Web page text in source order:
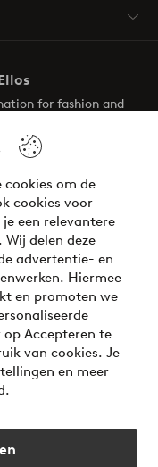
om de
cookies voor
een relevantere
delen deze
advertentie- en
Hiermee
en promoten we
Accepteren te
van cookies. Je
en meer
.
for fashion and
look is here!
opsplitsen
betaalopties?